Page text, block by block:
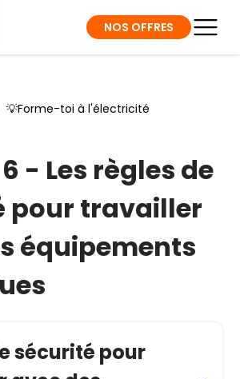
NOS OFFRES
💡Forme-toi à l'électricité
- Les règles de
pour travailler
équipements
sécurité pour